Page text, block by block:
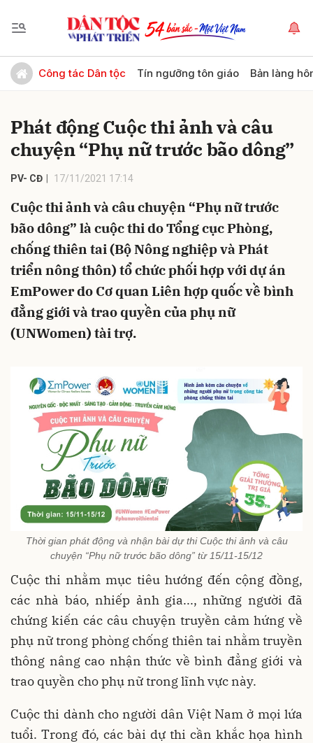
Công tác Dân tộc Tín ngưỡng tôn giáo Bản làng
Phát động Cuộc thi ảnh và câu
chuyện “Phụ nữ trước bão dông”
PV- CĐ 17/11/2021 17:14
Cuộc thi ảnh và câu chuyện “Phụ nữ trước
bão dông” là cuộc thi do Tổng cục Phòng,
chống thiên tai (Bộ Nông nghiệp và Phát
triển nông thôn) tổ chức phối hợp với dự án
EmPower do Cơ quan Liên hợp quốc về bình
đẳng giới và trao quyền của phụ nữ
(UNWomen) tài trợ.
Thời gian phát động và nhận bài dự thi Cuộc thi ảnh và câu
chuyện “Phụ nữ trước bão dông” từ 15/11-15/12
Cuộc thi nhằm mục tiêu hướng đến cộng đồng,
các nhà báo, nhiếp ảnh gia..., những người đã
chứng kiến các câu chuyện truyền cảm hứng về
phụ nữ trong phòng chống thiên tai nhằm truyền
thông nâng cao nhận thức về bình đẳng giới và
trao quyền cho phụ nữ trong lĩnh vực này.
Cuộc thi dành cho người dân Việt Nam ở mọi lứa
tuổi. Trong đó, các bài dự thi cần khắc họa hình
Gửi bình luận
Hủy Gửi